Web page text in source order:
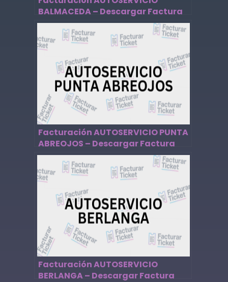
BALMACEDA – Descargar Factura
Facturación AUTOSERVICIO PUNTA
ABREOJOS – Descargar Factura
Facturación AUTOSERVICIO
BERLANGA – Descargar Factura